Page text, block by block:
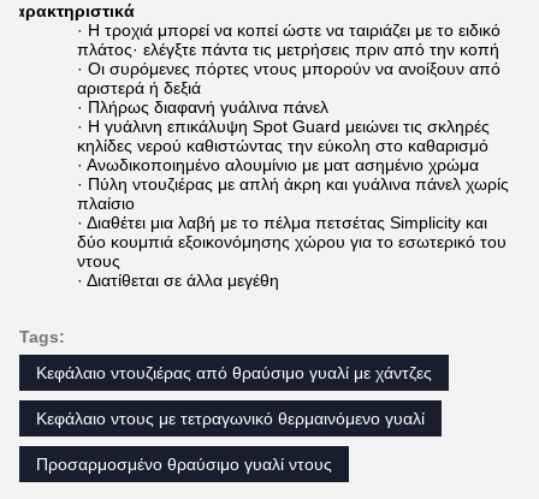
Χαρακτηριστικά
· Η τροχιά μπορεί να κοπεί ώστε να ταιριάζει με το ειδικό
πλάτος· ελέγξτε πάντα τις μετρήσεις πριν από την κοπή
· Οι συρόμενες πόρτες ντους μπορούν να ανοίξουν από
αριστερά ή δεξιά
· Πλήρως διαφανή γυάλινα πάνελ
· Η γυάλινη επικάλυψη Spot Guard μειώνει τις σκληρές
κηλίδες νερού καθιστώντας την εύκολη στο καθαρισμό
· Ανωδικοποιημένο αλουμίνιο με ματ ασημένιο χρώμα
· Πύλη ντουζιέρας με απλή άκρη και γυάλινα πάνελ χωρίς
πλαίσιο
· Διαθέτει μια λαβή με το πέλμα πετσέτας Simplicity και
δύο κουμπιά εξοικονόμησης χώρου για το εσωτερικό του
ντους
· Διατίθεται σε άλλα μεγέθη
Tags:
Κεφάλαιο ντουζιέρας από θραύσιμο γυαλί με χάντζες
Κεφάλαιο ντους με τετραγωνικό θερμαινόμενο γυαλί
Προσαρμοσμένο θραύσιμο γυαλί ντους